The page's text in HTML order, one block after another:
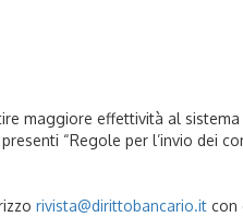
maggiore effettività al
“Regole per l’invio dei
rivista@dirittobancario.it con